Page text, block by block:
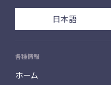
日本語
各種情報
ホーム